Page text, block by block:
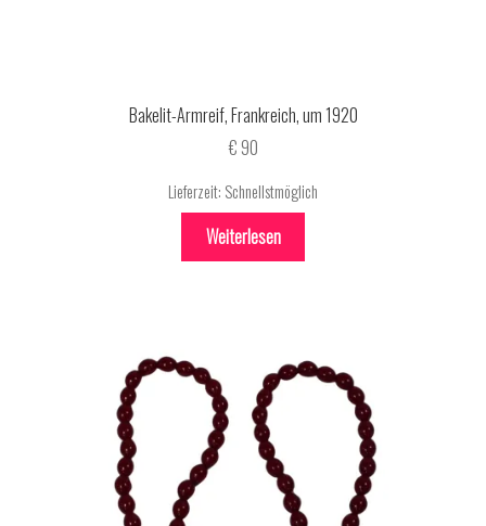
Bakelit-Armreif, Frankreich, um 1920
€90
Lieferzeit: Schnellstmöglich
Weiterlesen